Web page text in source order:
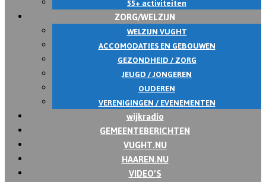
ZORG/WELZIJN
WELZIJN VUGHT
ACCOMODATIES EN GEBOUWEN
GEZONDHEID / ZORG
JEUGD / JONGEREN
OUDEREN
VERENIGINGEN / EVENEMENTEN
wijkradio
GEMEENTEBERICHTEN
VUGHT.NU
HAAREN.NU
VIDEO’S